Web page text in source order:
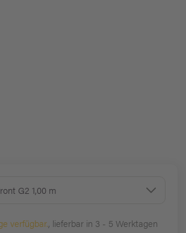
G2 1,00 m
verfügbar., lieferbar in 3 - 5 Werktagen